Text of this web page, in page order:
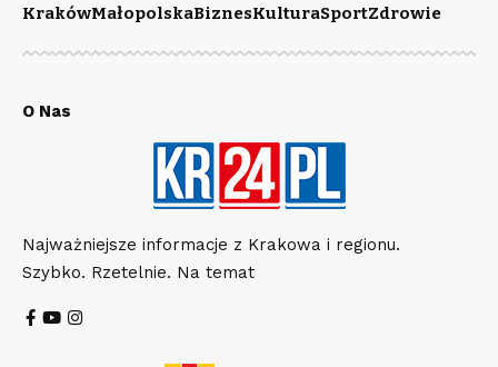
KrakówMałopolskaBiznesKulturaSportZdrowie
O Nas
Najważniejsze informacje z Krakowa i regionu.
Szybko. Rzetelnie. Na temat